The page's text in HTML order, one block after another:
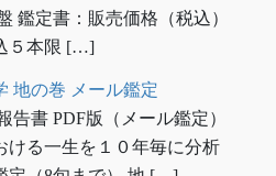
鑑定書：販売価格（税込）
５本限 […]
地の巻 メール鑑定
告書 PDF版（メール鑑定）
ける一生を１０年毎に分析